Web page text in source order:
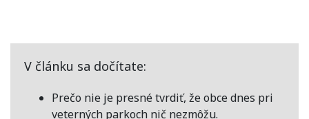
V článku sa dočítate:
Prečo nie je presné tvrdiť, že obce dnes pri
veterných parkoch nič nezmôžu.